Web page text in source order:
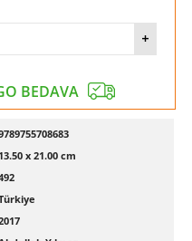
BEDAVA
13.50 x 21.00 cm